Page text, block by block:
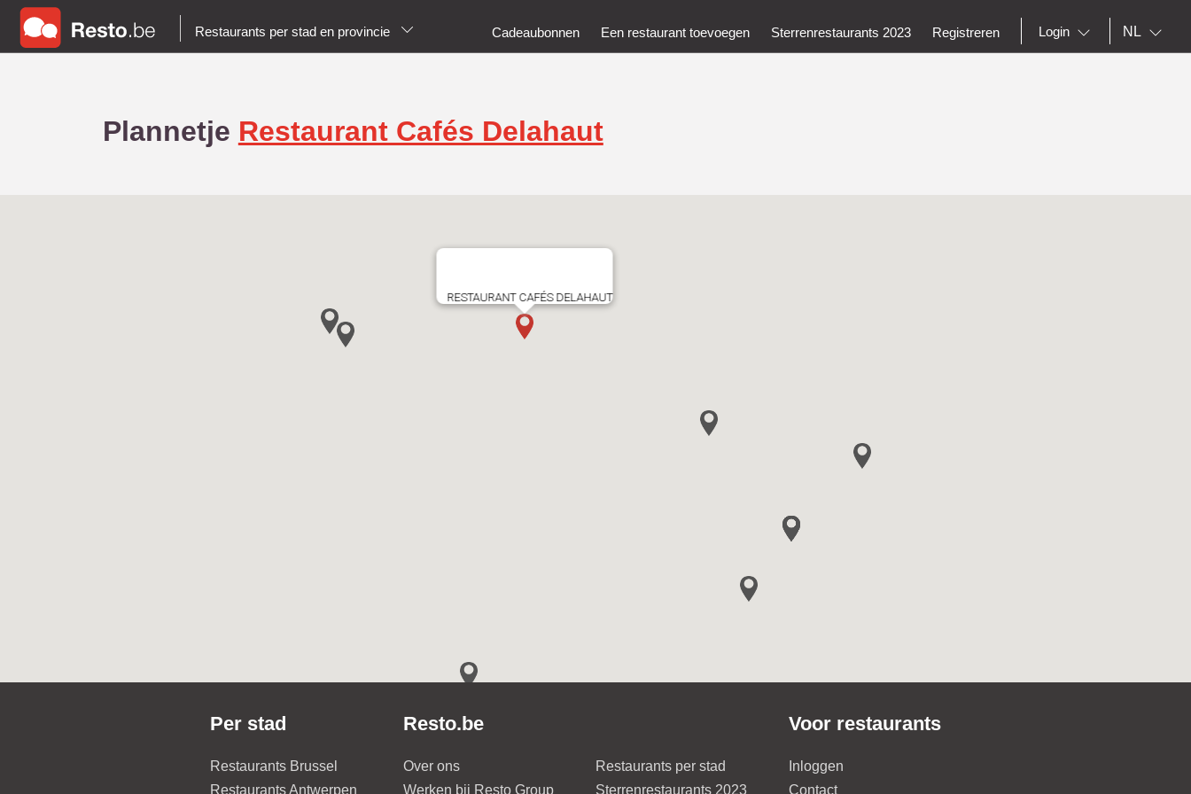
Restaurants per stad en provincie Cadeaubonnen Een restaurant toevoegen Sterrenrestaurants 2023 Registreren Login NL
Plannetje Restaurant Cafés Delahaut
RESTAURANT CAFÉS DELAHAUT
Per stad
Restaurants Brussel
Restaurants Antwerpen
Resto.be
Over ons
Werken bij Resto Group
Restaurants per stad
Sterrenrestaurants 2023
Voor restaurants
Inloggen
Contact